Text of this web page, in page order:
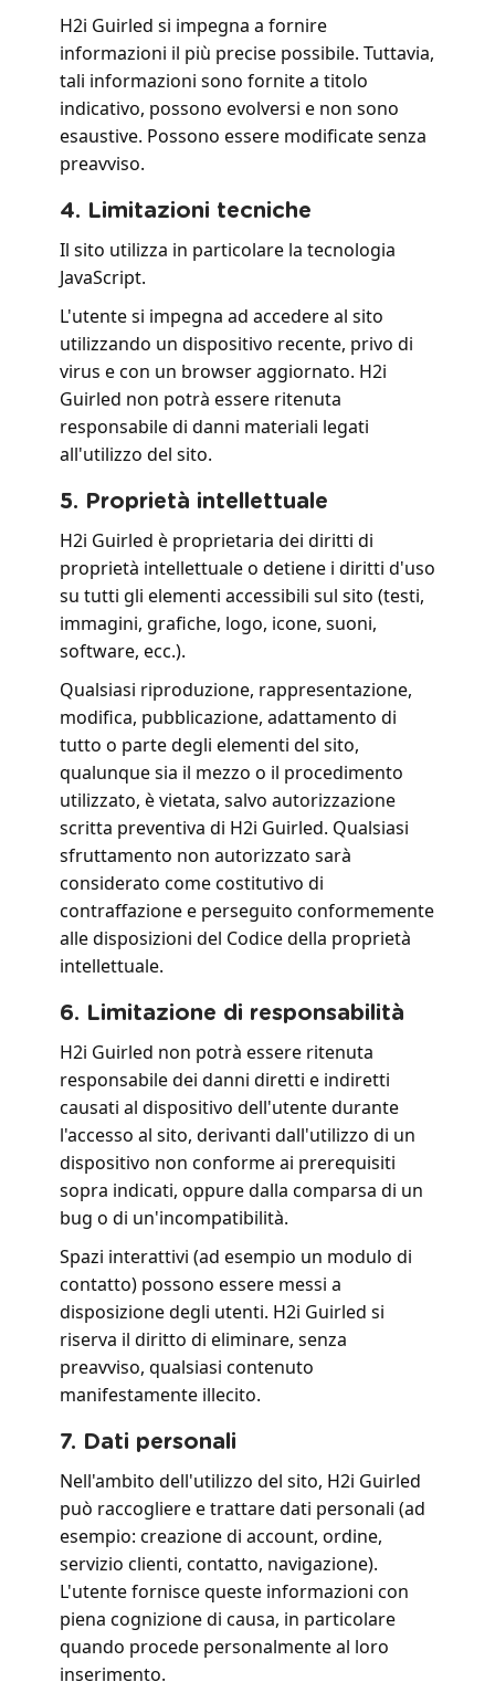
H2i Guirled si impegna a fornire
informazioni il più precise possibile. Tuttavia,
tali informazioni sono fornite a titolo
indicativo, possono evolversi e non sono
esaustive. Possono essere modificate senza
preavviso.
4. Limitazioni tecniche
Il sito utilizza in particolare la tecnologia
JavaScript.
L'utente si impegna ad accedere al sito
utilizzando un dispositivo recente, privo di
virus e con un browser aggiornato. H2i
Guirled non potrà essere ritenuta
responsabile di danni materiali legati
all'utilizzo del sito.
5. Proprietà intellettuale
H2i Guirled è proprietaria dei diritti di
proprietà intellettuale o detiene i diritti d'uso
su tutti gli elementi accessibili sul sito (testi,
immagini, grafiche, logo, icone, suoni,
software, ecc.).
Qualsiasi riproduzione, rappresentazione,
modifica, pubblicazione, adattamento di
tutto o parte degli elementi del sito,
qualunque sia il mezzo o il procedimento
utilizzato, è vietata, salvo autorizzazione
scritta preventiva di H2i Guirled. Qualsiasi
sfruttamento non autorizzato sarà
considerato come costitutivo di
contraffazione e perseguito conformemente
alle disposizioni del Codice della proprietà
intellettuale.
6. Limitazione di responsabilità
H2i Guirled non potrà essere ritenuta
responsabile dei danni diretti e indiretti
causati al dispositivo dell'utente durante
l'accesso al sito, derivanti dall'utilizzo di un
dispositivo non conforme ai prerequisiti
sopra indicati, oppure dalla comparsa di un
bug o di un'incompatibilità.
Spazi interattivi (ad esempio un modulo di
contatto) possono essere messi a
disposizione degli utenti. H2i Guirled si
riserva il diritto di eliminare, senza
preavviso, qualsiasi contenuto
manifestamente illecito.
7. Dati personali
Nell'ambito dell'utilizzo del sito, H2i Guirled
può raccogliere e trattare dati personali (ad
esempio: creazione di account, ordine,
servizio clienti, contatto, navigazione).
L'utente fornisce queste informazioni con
piena cognizione di causa, in particolare
quando procede personalmente al loro
inserimento.